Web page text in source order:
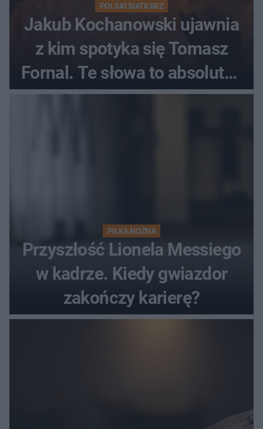
POLSKI SIATKARZ
Jakub Kochanowski ujawnia
z kim spotyka się Tomasz
Fornal. Te słowa to absolutny
hit
PIŁKA NOŻNA
Przyszłość Lionela Messiego
w kadrze. Kiedy gwiazdor
zakończy karierę?